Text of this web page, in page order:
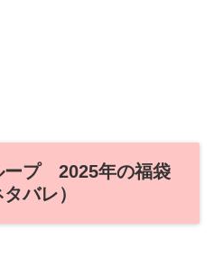
ープ 2025年の福袋
バレ）